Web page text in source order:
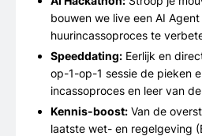
bouwen we live een AI
huurincassoproces te
Speeddating: Eerlijk en
op-1-op-1 sessie de pieken
incassoproces en leer van
Kennis-boost: Van de
laatste wet- en regelgeving